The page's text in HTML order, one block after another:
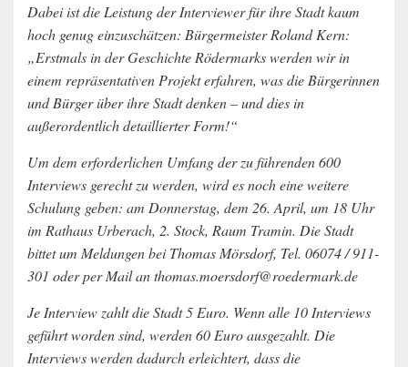
Dabei ist die Leistung der Interviewer für ihre Stadt kaum
hoch genug einzuschätzen: Bürgermeister Roland Kern:
„Erstmals in der Geschichte Rödermarks werden wir in
einem repräsentativen Projekt erfahren, was die Bürgerinnen
und Bürger über ihre Stadt denken – und dies in
außerordentlich detaillierter Form!“
Um dem erforderlichen Umfang der zu führenden 600
Interviews gerecht zu werden, wird es noch eine weitere
Schulung geben: am Donnerstag, dem 26. April, um 18 Uhr
im Rathaus Urberach, 2. Stock, Raum Tramin. Die Stadt
bittet um Meldungen bei Thomas Mörsdorf, Tel. 06074 / 911-
301 oder per Mail an thomas.moersdorf@roedermark.de
Je Interview zahlt die Stadt 5 Euro. Wenn alle 10 Interviews
geführt worden sind, werden 60 Euro ausgezahlt. Die
Interviews werden dadurch erleichtert, dass die